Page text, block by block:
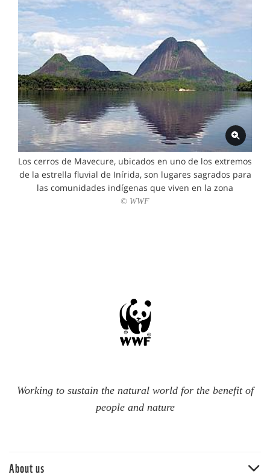
Los cerros de Mavecure, ubicados en uno de los extremos
de la estrella fluvial de Inírida, son lugares sagrados para
las comunidades indígenas que viven en la zona
© WWF
Working to sustain the natural world for the benefit of
people and nature
About us